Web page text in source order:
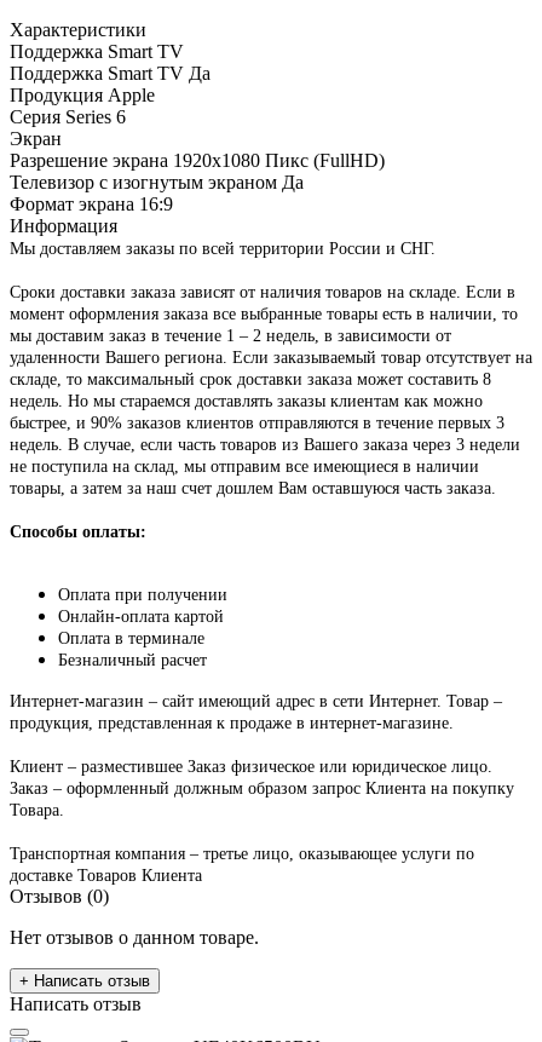
Характеристики
Поддержка Smart TV
Поддержка Smart TV Да
Продукция Apple
Серия Series 6
Экран
Разрешение экрана 1920x1080 Пикс (FullHD)
Телевизор с изогнутым экраном Да
Формат экрана 16:9
Информация
Мы доставляем заказы по всей территории России и СНГ.
Сроки доставки заказа зависят от наличия товаров на складе. Если в
момент оформления заказа все выбранные товары есть в наличии, то
мы доставим заказ в течение 1 – 2 недель, в зависимости от
удаленности Вашего региона. Если заказываемый товар отсутствует на
складе, то максимальный срок доставки заказа может составить 8
недель. Но мы стараемся доставлять заказы клиентам как можно
быстрее, и 90% заказов клиентов отправляются в течение первых 3
недель. В случае, если часть товаров из Вашего заказа через 3 недели
не поступила на склад, мы отправим все имеющиеся в наличии
товары, а затем за наш счет дошлем Вам оставшуюся часть заказа.
Способы оплаты:
Оплата при получении
Онлайн-оплата картой
Оплата в терминале
Безналичный расчет
Интернет-магазин – сайт имеющий адрес в сети Интернет. Товар –
продукция, представленная к продаже в интернет-магазине.
Клиент – разместившее Заказ физическое или юридическое лицо.
Заказ – оформленный должным образом запрос Клиента на покупку
Товара.
Транспортная компания – третье лицо, оказывающее услуги по
доставке Товаров Клиента
Отзывов (0)
Нет отзывов о данном товаре.
+ Написать отзыв
Написать отзыв